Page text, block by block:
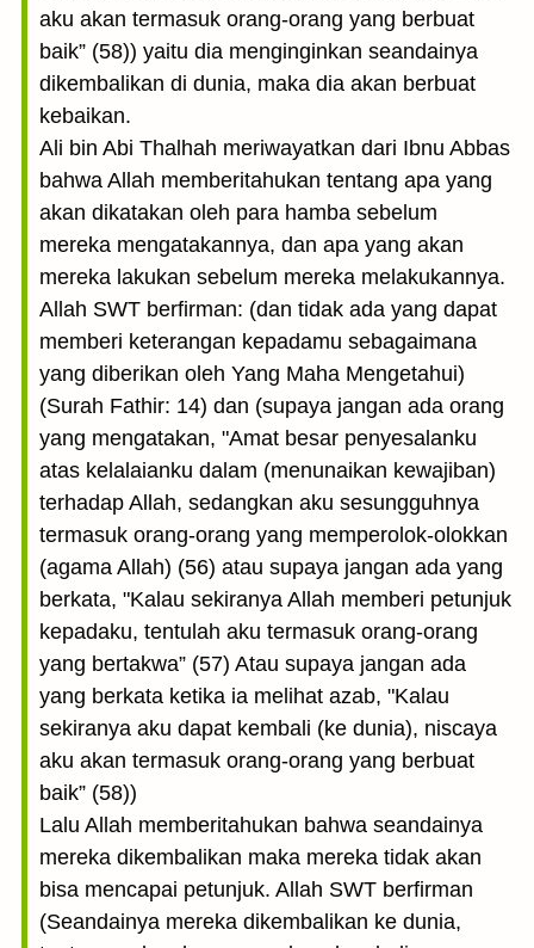
aku akan termasuk orang-orang yang berbuat
baik” (58)) yaitu dia menginginkan seandainya
dikembalikan di dunia, maka dia akan berbuat
kebaikan.
Ali bin Abi Thalhah meriwayatkan dari Ibnu Abbas
bahwa Allah memberitahukan tentang apa yang
akan dikatakan oleh para hamba sebelum
mereka mengatakannya, dan apa yang akan
mereka lakukan sebelum mereka melakukannya.
Allah SWT berfirman: (dan tidak ada yang dapat
memberi keterangan kepadamu sebagaimana
yang diberikan oleh Yang Maha Mengetahui)
(Surah Fathir: 14) dan (supaya jangan ada orang
yang mengatakan, "Amat besar penyesalanku
atas kelalaianku dalam (menunaikan kewajiban)
terhadap Allah, sedangkan aku sesungguhnya
termasuk orang-orang yang memperolok-olokkan
(agama Allah) (56) atau supaya jangan ada yang
berkata, "Kalau sekiranya Allah memberi petunjuk
kepadaku, tentulah aku termasuk orang-orang
yang bertakwa” (57) Atau supaya jangan ada
yang berkata ketika ia melihat azab, "Kalau
sekiranya aku dapat kembali (ke dunia), niscaya
aku akan termasuk orang-orang yang berbuat
baik” (58))
Lalu Allah memberitahukan bahwa seandainya
mereka dikembalikan maka mereka tidak akan
bisa mencapai petunjuk. Allah SWT berfirman
(Seandainya mereka dikembalikan ke dunia,